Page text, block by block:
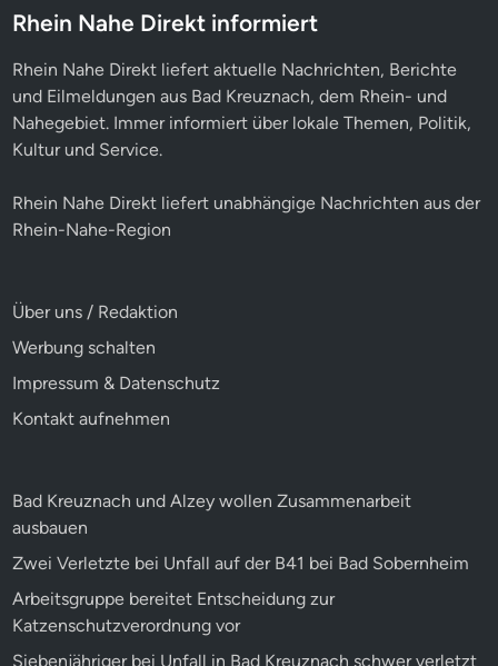
Rhein Nahe Direkt informiert
Rhein Nahe Direkt liefert aktuelle Nachrichten, Berichte
und Eilmeldungen aus Bad Kreuznach, dem Rhein- und
Nahegebiet. Immer informiert über lokale Themen, Politik,
Kultur und Service.
Rhein Nahe Direkt liefert unabhängige Nachrichten aus der
Rhein-Nahe-Region
Über uns / Redaktion
Werbung schalten
Impressum & Datenschutz
Kontakt aufnehmen
Bad Kreuznach und Alzey wollen Zusammenarbeit
ausbauen
Zwei Verletzte bei Unfall auf der B41 bei Bad Sobernheim
Arbeitsgruppe bereitet Entscheidung zur
Katzenschutzverordnung vor
Siebenjähriger bei Unfall in Bad Kreuznach schwer verletzt